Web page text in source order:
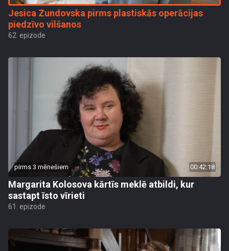
Jesica Zundovska pirms plastiskās operācijas
piedzīvo vilšanos
62. epizode
pirms 3 mēnešiem 00:42:18
Margarita Kolosova kārtīs meklē atbildi, kur
sastapt īsto vīrieti
61. epizode